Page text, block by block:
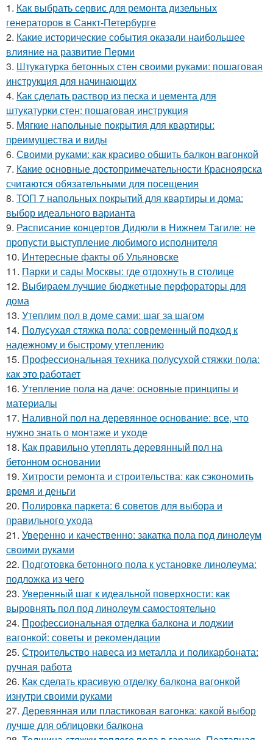
1. Как выбрать сервис для ремонта дизельных
генераторов в Санкт-Петербурге
2. Какие исторические события оказали наибольшее
влияние на развитие Перми
3. Штукатурка бетонных стен своими руками: пошаговая
инструкция для начинающих
4. Как сделать раствор из песка и цемента для
штукатурки стен: пошаговая инструкция
5. Мягкие напольные покрытия для квартиры:
преимущества и виды
6. Своими руками: как красиво обшить балкон вагонкой
7. Какие основные достопримечательности Красноярска
считаются обязательными для посещения
8. ТОП 7 напольных покрытий для квартиры и дома:
выбор идеального варианта
9. Расписание концертов Дидюли в Нижнем Тагиле: не
пропусти выступление любимого исполнителя
10. Интересные факты об Ульяновске
11. Парки и сады Москвы: где отдохнуть в столице
12. Выбираем лучшие бюджетные перфораторы для
дома
13. Утеплим пол в доме сами: шаг за шагом
14. Полусухая стяжка пола: современный подход к
надежному и быстрому утеплению
15. Профессиональная техника полусухой стяжки пола:
как это работает
16. Утепление пола на даче: основные принципы и
материалы
17. Наливной пол на деревянное основание: все, что
нужно знать о монтаже и уходе
18. Как правильно утеплять деревянный пол на
бетонном основании
19. Хитрости ремонта и строительства: как сэкономить
время и деньги
20. Полировка паркета: 6 советов для выбора и
правильного ухода
21. Уверенно и качественно: закатка пола под линолеум
своими руками
22. Подготовка бетонного пола к установке линолеума:
подложка из чего
23. Уверенный шаг к идеальной поверхности: как
выровнять пол под линолеум самостоятельно
24. Профессиональная отделка балкона и лоджии
вагонкой: советы и рекомендации
25. Строительство навеса из металла и поликарбоната:
ручная работа
26. Как сделать красивую отделку балкона вагонкой
изнутри своими руками
27. Деревянная или пластиковая вагонка: какой выбор
лучше для облицовки балкона